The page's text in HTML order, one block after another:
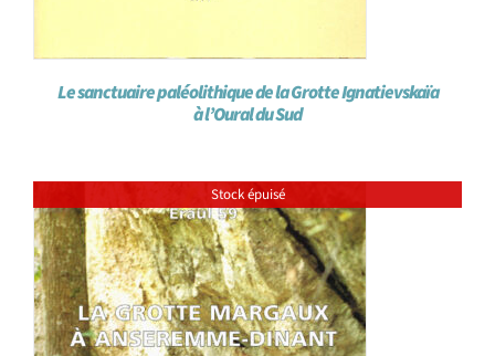
Le sanctuaire paléolithique de la Grotte Ignatievskaïa
à l’Oural du Sud
Stock épuisé